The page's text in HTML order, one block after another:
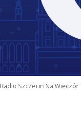
Radio Szczecin Na Wieczór